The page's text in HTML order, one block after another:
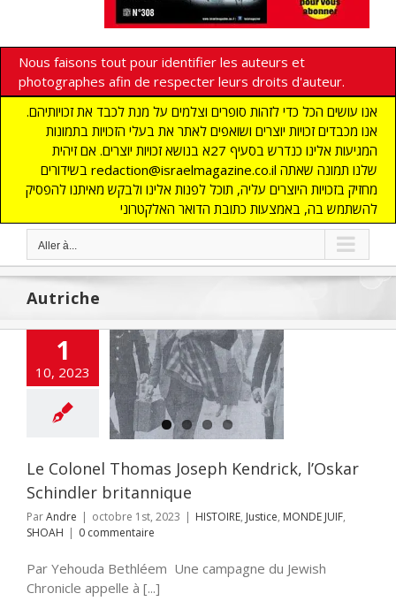
Nous faisons tout pour identifier les auteurs et
photographes afin de respecter leurs droits d'auteur.
אנו עושים הכל כדי לזהות סופרים וצלמים על מנת לכבד את זכויותיהם.
אנו מכבדים זכויות יוצרים ושואפים לאתר את בעלי הזכויות בתמונות
המגיעות אלינו כנדרש בסעיף 27א בנושא זכויות יוצרים. אם זיהית
בשידורים redaction@israelmagazine.co.il שלנו תמונה שאתה
מחזיק בזכויות היוצרים עליה, תוכל לפנות אלינו ולבקש מאיתנו להפסיק
להשתמש בה, באמצעות כתובת הדואר האלקטרוני
Aller à...
Autriche
1
10, 2023
Thomas
Kendrick,
Le Colonel Thomas Joseph Kendrick, l’Oskar
Schindler britannique
ParAndre | octobre 1st, 2023 | HISTOIRE, Justice, MONDE JUIF,
SHOAH | 0 commentaire
Par Yehouda Bethléem Une campagne du Jewish
Chronicle appelle à [...]